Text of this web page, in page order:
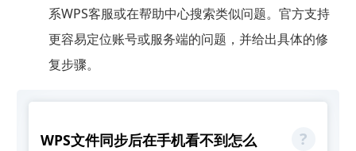
系WPS客服或在帮助中心搜索类似问题。官方支持
更容易定位账号或服务端的问题，并给出具体的修
复步骤。
WPS文件同步后在手机看不到怎么